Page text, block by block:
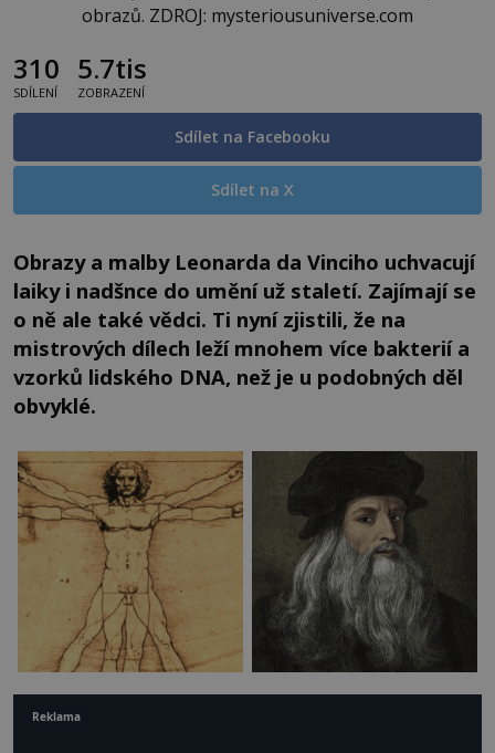
obrazů. ZDROJ: mysteriousuniverse.com
310
SDÍLENÍ
5.7tis
ZOBRAZENÍ
Sdílet na Facebooku
Sdílet na X
Obrazy a malby Leonarda da Vinciho uchvacují
laiky i nadšnce do umění už staletí. Zajímají se
o ně ale také vědci. Ti nyní zjistili, že na
mistrových dílech leží mnohem více bakterií a
vzorků lidského DNA, než je u podobných děl
obvyklé.
Reklama